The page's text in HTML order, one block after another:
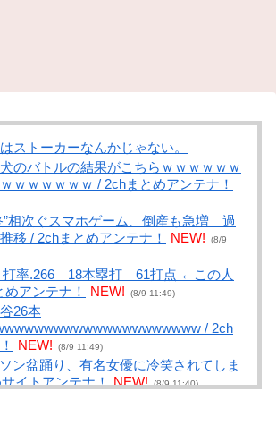
ストーカーなんかじゃない。
犬のバトルの結果がこちらｗｗｗｗｗｗ
ｗｗｗｗｗｗ / 2chまとめアンテナ！
”相次ぐスマホゲーム、倒産も急増 過
移 / 2chまとめアンテナ！
NEW!
(8/9
率.266 18本塁打 61打点 ←この人
アンテナ！
NEW! (8/9 11:49)
26本
/ 2ch
NEW! (8/9 11:49)
ソン盆踊り、有名女優に冷笑されてしま
イトアンテナ！ NEW! (8/9 11:40)